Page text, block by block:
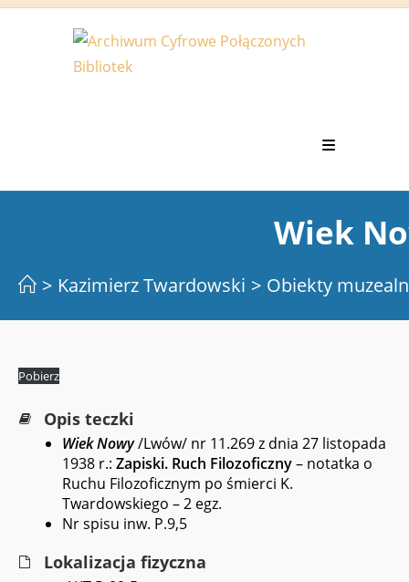
Koniec
Wiek
> Kazimierz Twardowski > Obiekty
Pobierz
Opis teczki
Wiek Nowy/Lwów/ nr 11.269 z dnia 27 listopada
1938 r.: Zapiski. Ruch Filozoficzny– notatka o
Ruchu Filozoficznym po śmierci K.
Twardowskiego – 2 egz.
Nr spisu inw. P.9,5
Lokalizacja fizyczna